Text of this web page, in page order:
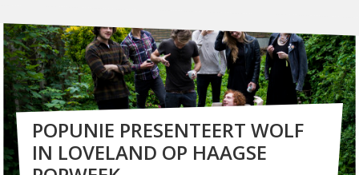
POPUNIE PRESENTEERT WOLF
IN LOVELAND OP HAAGSE